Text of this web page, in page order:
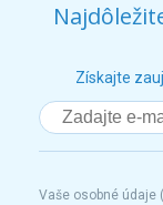
Získajte
Vaše osobné údaje